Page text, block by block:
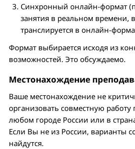
Синхронный онлайн-формат
занятия в реальном времени,
транслируется в онлайн-
Формат выбирается исходя из
возможностей. Это обсуждаемо.
Местонахождение
Ваше местонахождение не
организовать совместную работу
любом городе России или в
Если Вы не из России, варианты
найдутся.